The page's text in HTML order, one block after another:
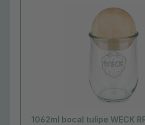
1062ml bocal tulipe WECK